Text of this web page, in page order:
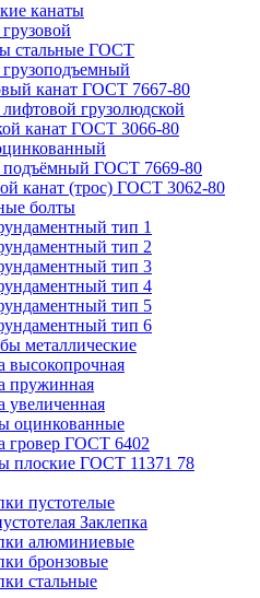
канаты
стальные ГОСТ
канат ГОСТ 7667-80
грузолюдской
канат ГОСТ 3066-80
подъёмный ГОСТ 7669-80
канат (трос) ГОСТ 3062-80
болты
тип 1
тип 2
тип 3
тип 4
тип 5
тип 6
металлические
высокопрочная
пружинная
увеличенная
оцинкованные
гровер ГОСТ 6402
плоские ГОСТ 11371 78
пустотелые
Заклепка
алюминиевые
бронзовые
стальные